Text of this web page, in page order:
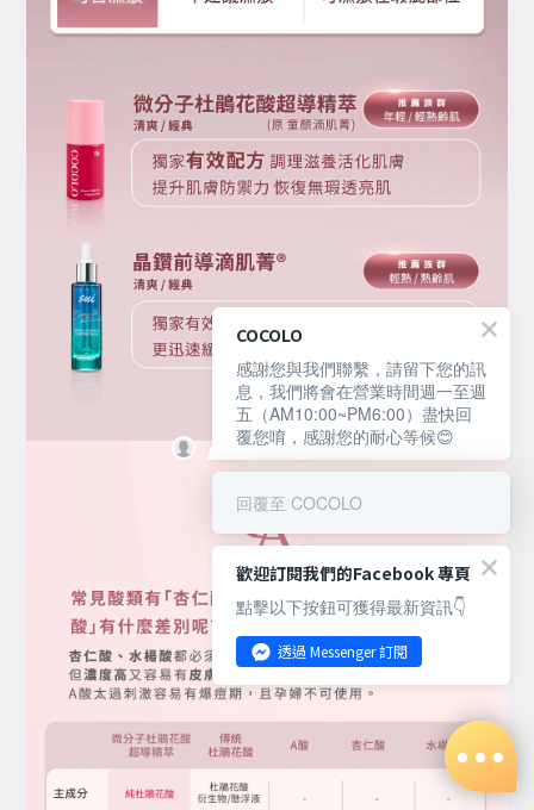
COCOLO
感謝您與我們聯繫，請留下您的訊
息，我們將會在營業時間週一至週
五（AM10:00~PM6:00）盡快回
覆您唷，感謝您的耐心等候😊
回覆至 COCOLO
歡迎訂閱我們的Facebook 專頁
點擊以下按鈕可獲得最新資訊👇
透過 Messenger 訂閱